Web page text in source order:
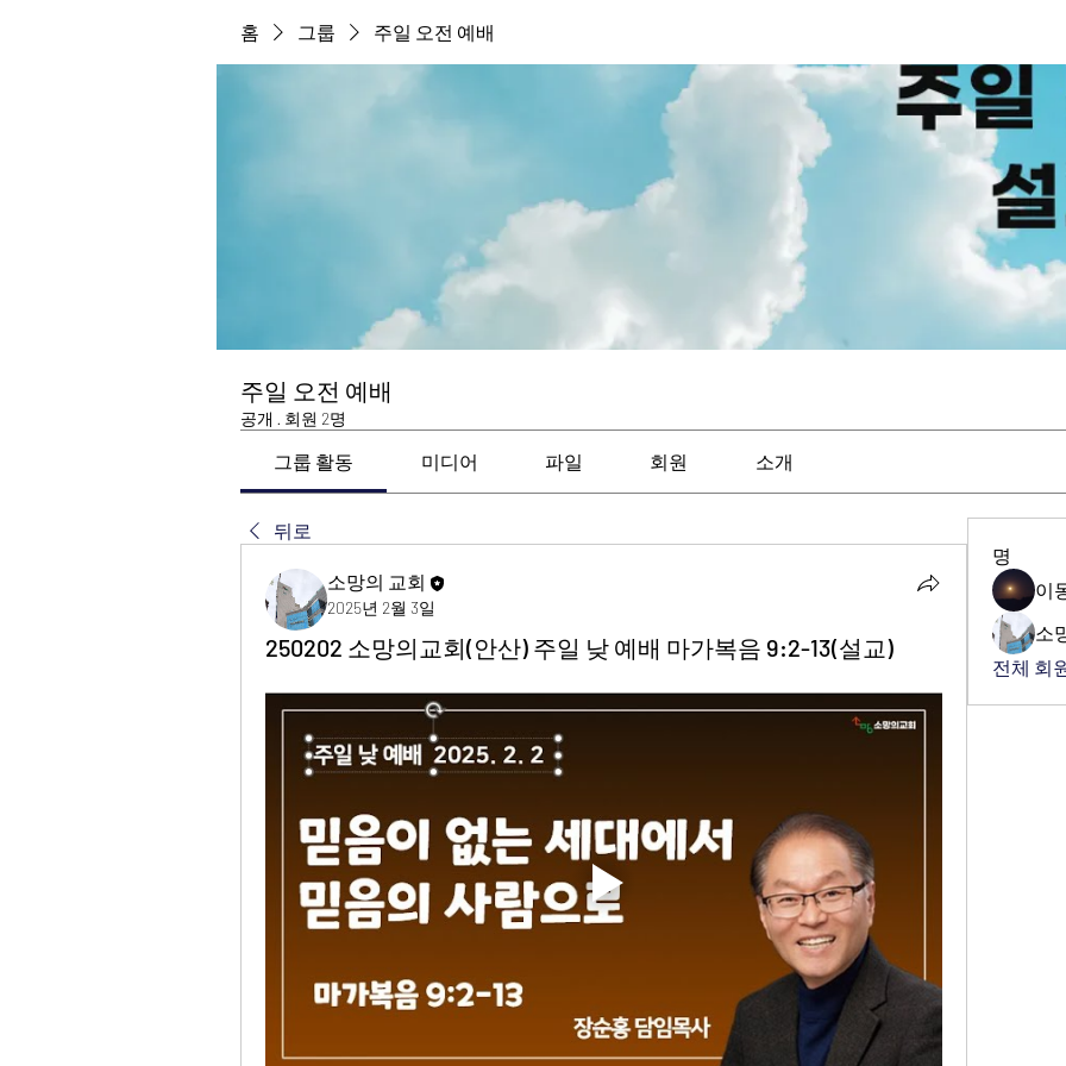
홈 그룹 주일 오전 예배
주일 오전 예배
공개 · 회원 2명
그룹 활동 미디어 파일 회원 소개
뒤로
소망의 교회
2025년 2월 3일
250202 소망의교회(안산) 주일 낮 예배 마가복음 9:2-13(설교)
명
이
소
전체 회